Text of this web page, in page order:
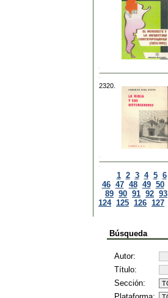
2320.
1 2 3 4 5 6
46 47 48 49 50
89 90 91 92 93
124 125 126 127
Búsqueda
Autor:
Título:
Sección: